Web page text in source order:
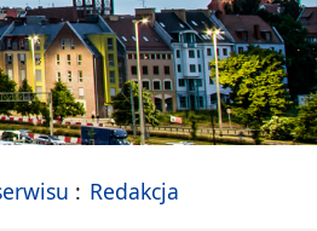
- drzewko rozdziałów
Redakcja